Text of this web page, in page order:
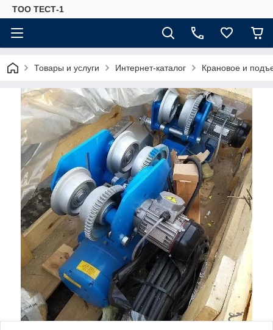
ТОО ТЕСТ-1
Товары и услуги Интернет-каталог Крановое и